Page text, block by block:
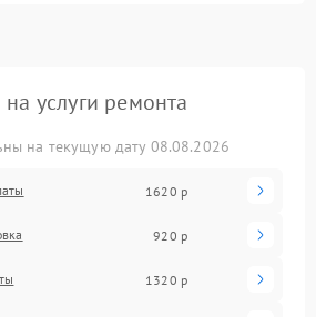
услуги ремонта
на текущую дату 08.08.2026
1620 р
920 р
1320 р